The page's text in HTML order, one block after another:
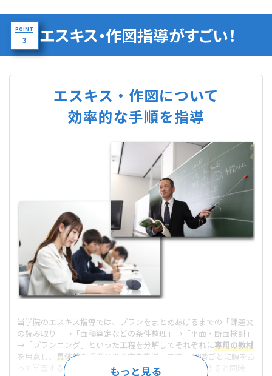
POINT
3 エスキス・作図指導がすごい！
エスキス・作図について
効率的な手順を指導
当学院のエスキス指導では、プランをまとめあげるまでの「課題文
の読み取り」→「面積算定などの条件整理」→「平面・断面検討」
→「プランニング」といった工程を分解してそれぞれに専用の教材
を用意し、 具体的な手順と考え方を指導します。 段階ごとに順をお
って学習することで「設計の考え方」を確実に理解できると同時